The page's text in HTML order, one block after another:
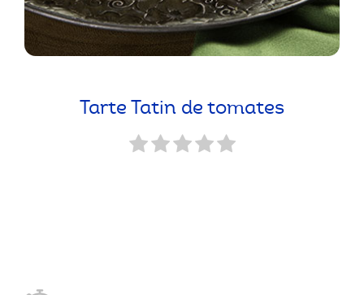
Tarte Tatin de tomates